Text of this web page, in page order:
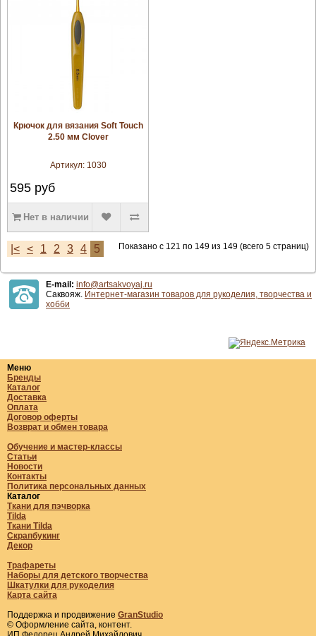
увеличить
Крючок для вязания Soft Touch
2.50 мм Clover
Артикул: 1030
595руб
Нет в наличии
|< < 1 2 3 4 5 Показано с 121 по 149 из 149 (всего 5 страниц)
E-mail: info@artsakvoyaj.ru
Саквояж. Интернет-магазин товаров для рукоделия, творчества и
хобби
Меню
Бренды
Каталог
Доставка
Оплата
Договор оферты
Возврат и обмен товара
Обучение и мастер-классы
Статьи
Новости
Контакты
Политика персональных данных
Каталог
Ткани для пэчворка
Tilda
Ткани Tilda
Скрапбукинг
Декор
Трафареты
Наборы для детского творчества
Шкатулки для рукоделия
Карта сайта
Поддержка и продвижение GranStudio
© Оформление сайта, контент.